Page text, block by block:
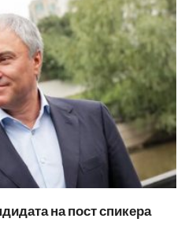
на пост спикера